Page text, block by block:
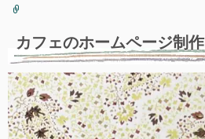
カフェのホームページ制作